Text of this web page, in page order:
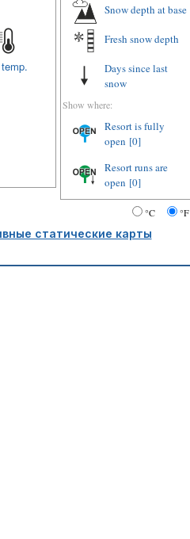
Snow depth at base
Fresh snow depth
Days since last
snow
Show where:
Resort is fully
open [0]
Resort runs are
open [0]
°C °F
статические карты